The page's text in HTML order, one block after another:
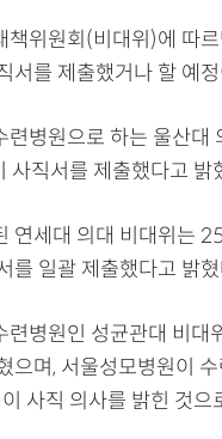
책위원회(비대위)에 따
서를 제출했거나 할 예
련병원으로 하는 울산
직서를 제출했다고 밝
연세대 의대 비대위는
를 일괄 제출했다고 밝혔
련병원인 성균관대 비
으며, 서울성모병원이
사직 의사를 밝힌 것으